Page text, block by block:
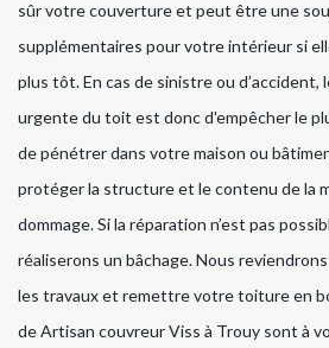
sûr votre couverture et peut être une
supplémentaires pour votre intérieur si
plus tôt. En cas de sinistre ou
urgente du toit est donc d'empêcher le
de pénétrer dans votre maison ou
protéger la structure et le contenu de la
dommage. Si la réparation n’est pas
réaliserons un bâchage. Nous
les travaux et remettre votre toiture en
de Artisan couvreur Viss à Trouy sont à